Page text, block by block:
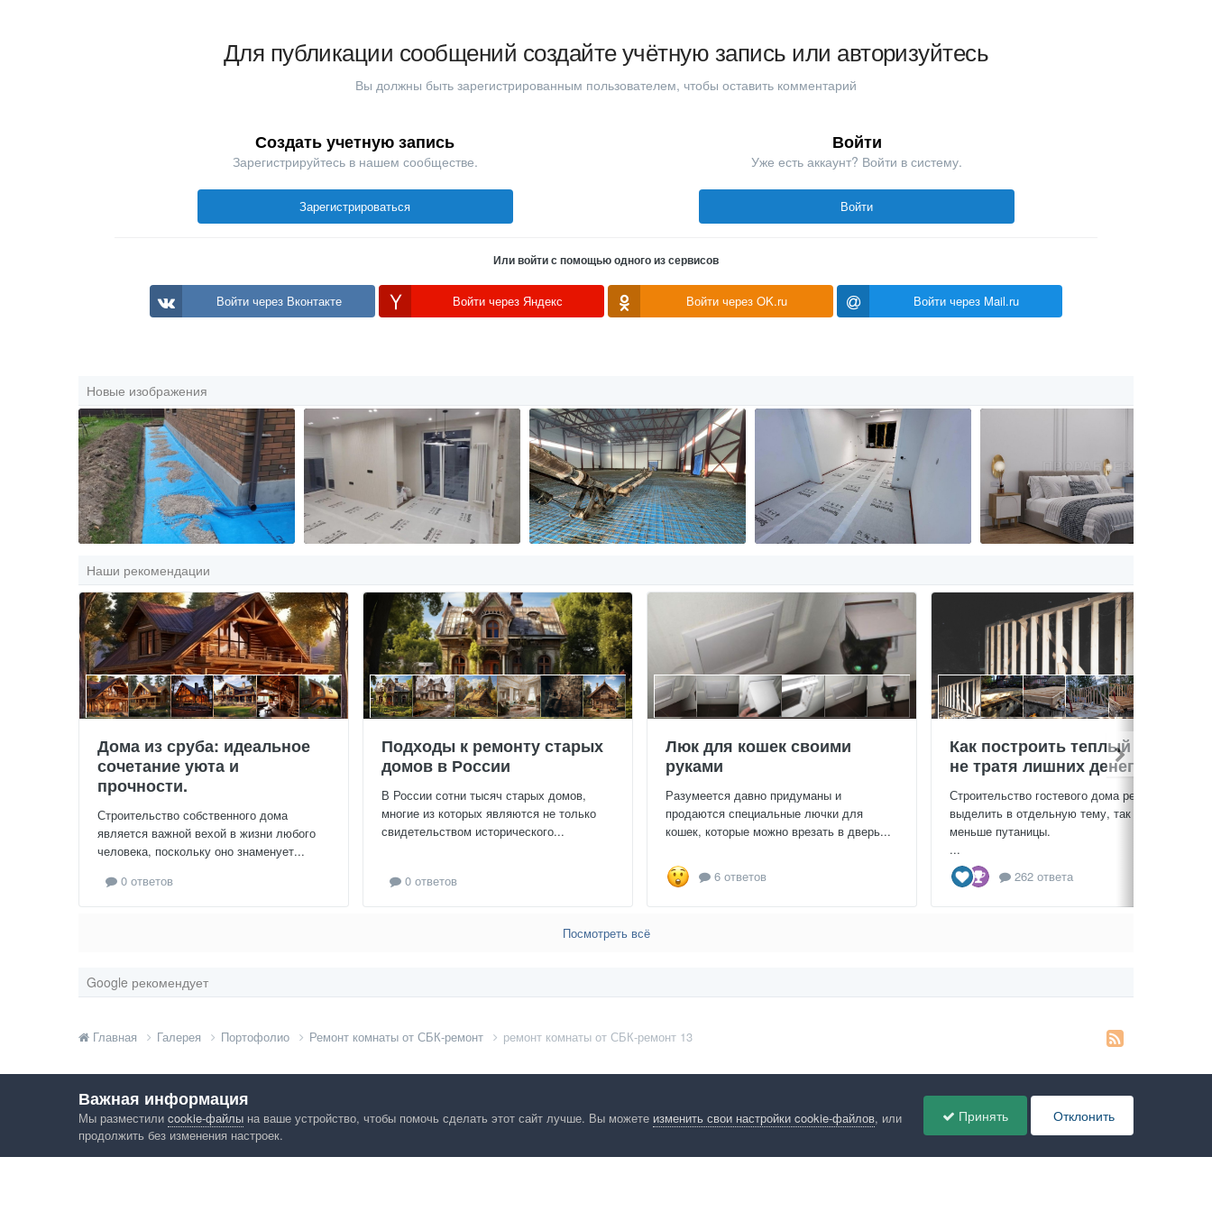
Для публикации сообщений создайте учётную запись или авторизуйтесь
Вы должны быть зарегистрированным пользователем, чтобы оставить комментарий
Создать учетную запись
Зарегистрируйтесь в нашем сообществе.
Зарегистрироваться
Войти
Уже есть аккаунт? Войти в систему.
Войти
Или войти с помощью одного из сервисов
Войти через Вконтакте Войти через Яндекс Войти через OK.ru Войти через Mail.ru
Новые изображения
Наши рекомендации
Дома из сруба: идеальное
сочетание уюта и
прочности.
Строительство собственного дома
является важной вехой в жизни любого
человека, поскольку оно знаменует...
0 ответов
Подходы к ремонту старых
домов в России
В России сотни тысяч старых домов,
многие из которых являются не только
свидетельством исторического...
0 ответов
Люк для кошек своими
руками
Разумеется давно придуманы и
продаются специальные лючки для
кошек, которые можно врезать в дверь...
6 ответов
Как построить теплый дом,
не тратя лишних денег
Строительство гостевого дома решил
выделить в отдельную тему, так будет
меньше путаницы.
...
262 ответа
Посмотреть всё
Google рекомендует
Главная Галерея Портофолио Ремонт комнаты от СБК-ремонт ремонт комнаты от СБК-ремонт 13
Язык Конфиденциальность Обратная связь Cookies Правила Таблица лидеров Администрация
Важная информация
Мы разместили cookie-файлы на ваше устройство, чтобы помочь сделать этот сайт лучше. Вы можете изменить свои настройки cookie-файлов, или
продолжить без изменения настроек.
Принять Отклонить